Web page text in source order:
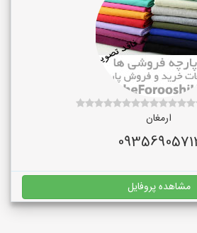
ارمغان
مشاهده پروفایل